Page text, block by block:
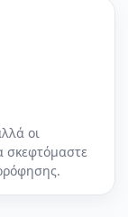
οι
σκεφτόμαστε